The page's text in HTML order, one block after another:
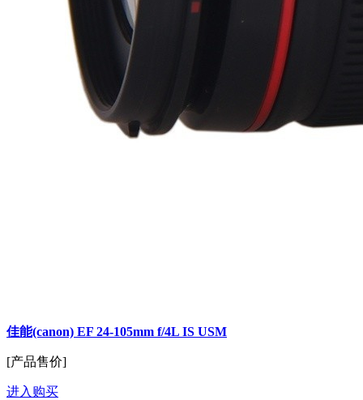
佳能(canon) EF 24-105mm f/4L IS USM
[产品售价]
进入购买